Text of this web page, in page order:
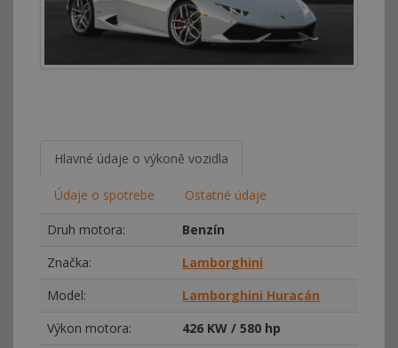
Hlavné údaje o výkoně vozidla
Údaje o spotrebe Ostatné údaje
Druh motora:
Benzín
Značka:
Lamborghini
Model:
Lamborghini Huracán
Výkon motora:
426 KW / 580 hp